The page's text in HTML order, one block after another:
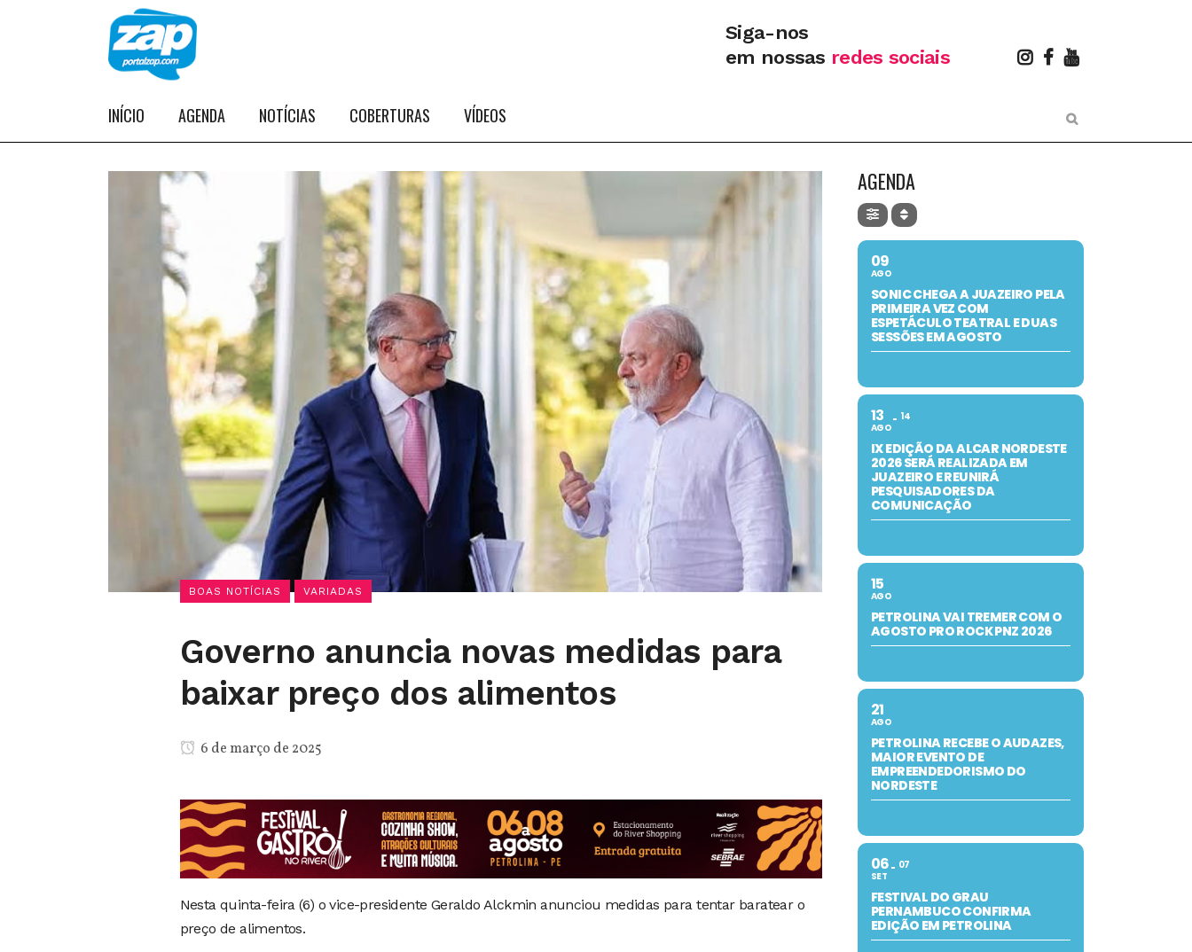
Siga-nos
em nossas redes sociais
INÍCIO AGENDA NOTÍCIAS COBERTURAS VÍDEOS
BOAS NOTÍCIAS VARIADAS
Governo anuncia novas medidas para
baixar preço dos alimentos
6 de março de 2025
Nesta quinta-feira (6) o vice-presidente Geraldo Alckmin anunciou medidas para tentar baratear o
preço de alimentos.
AGENDA
09
AGO
SONIC CHEGA A JUAZEIRO PELA
PRIMEIRA VEZ COM
ESPETÁCULO TEATRAL E DUAS
SESSÕES EM AGOSTO
13
AGO
14
IX EDIÇÃO DA ALCAR NORDESTE
2026 SERÁ REALIZADA EM
JUAZEIRO E REUNIRÁ
PESQUISADORES DA
COMUNICAÇÃO
15
AGO
PETROLINA VAI TREMER COM O
AGOSTO PRO ROCK PNZ 2026
21
AGO
PETROLINA RECEBE O AUDAZES,
MAIOR EVENTO DE
EMPREENDEDORISMO DO
NORDESTE
06
SET
07
FESTIVAL DO GRAU
PERNAMBUCO CONFIRMA
EDIÇÃO EM PETROLINA